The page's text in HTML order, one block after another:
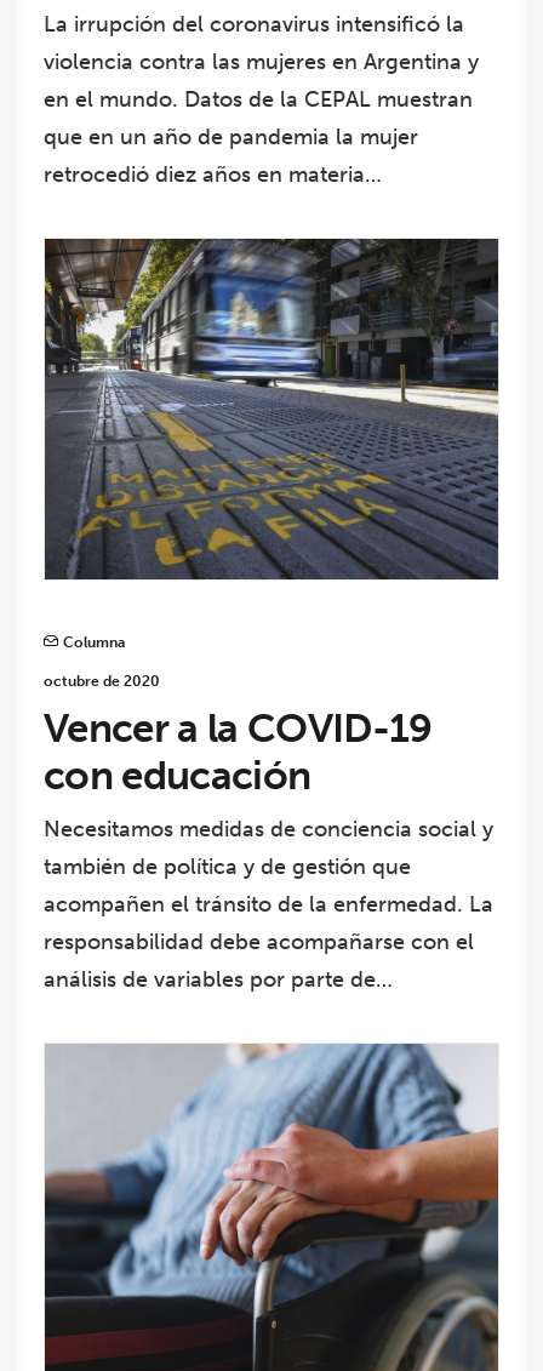
La irrupción del coronavirus intensificó la
violencia contra las mujeres en Argentina y
en el mundo. Datos de la CEPAL muestran
que en un año de pandemia la mujer
retrocedió diez años en materia…
Columna
octubre de 2020
Vencer a la COVID-19
con educación
Necesitamos medidas de conciencia social y
también de política y de gestión que
acompañen el tránsito de la enfermedad. La
responsabilidad debe acompañarse con el
análisis de variables por parte de…